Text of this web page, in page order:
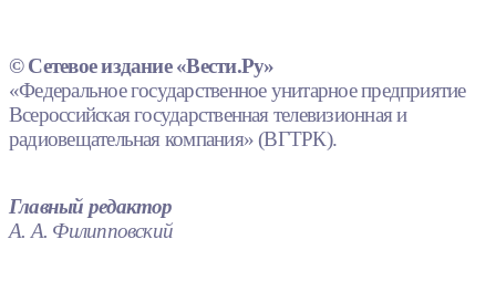
© Сетевое издание «Вести.Ру»
«Федеральное государственное унитарное предприятие
Всероссийская государственная телевизионная и
радиовещательная компания» (ВГТРК).
Главный редактор
А. А. Филипповский